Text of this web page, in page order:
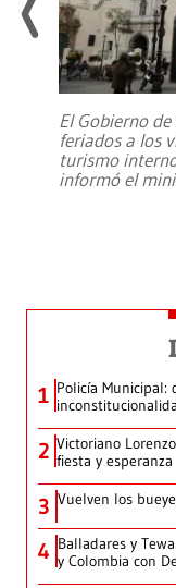
El Gobierno
feriados a los
turismo
informó el
1 Policía Municipal:
2 Victoriano
fiesta y esperanza
3 Vuelven los
4 Balladares y
y Colombia con